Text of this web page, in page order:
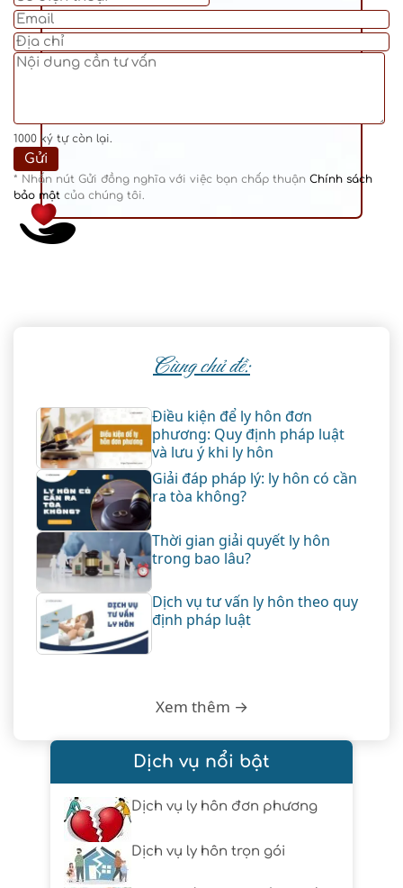
1000 ký tự còn lại.
* Nhấn nút Gửi đồng nghĩa với việc bạn chấp thuận Chính sách
bảo mật của chúng tôi.
Cùng chủ đề:
Điều kiện để ly hôn đơn
phương: Quy định pháp luật
và lưu ý khi ly hôn
Giải đáp pháp lý: ly hôn có cần
ra tòa không?
Thời gian giải quyết ly hôn
trong bao lâu?
Dịch vụ tư vấn ly hôn theo quy
định pháp luật
Xem thêm →
Dịch vụ nổi bật
Dịch vụ ly hôn đơn phương
Dịch vụ ly hôn trọn gói